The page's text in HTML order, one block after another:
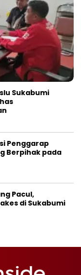
Sukabumi
Penggarap
Berpihak pada
Pacul,
di Sukabumi